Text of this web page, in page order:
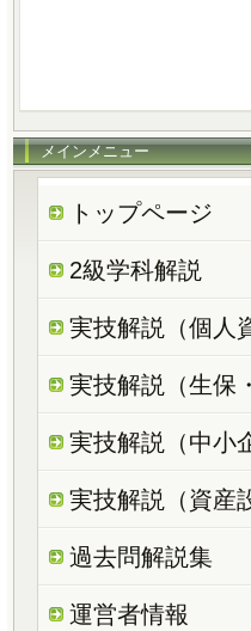
メインメニュー
トップページ
2級学科解説
実技解説（個人
実技解説（生保
実技解説（中小
実技解説（資産
過去問解説集
運営者情報